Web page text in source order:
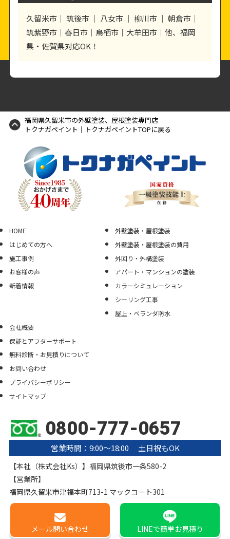
久留米市｜ 筑後市 ｜ 八女市 ｜ 柳川市 ｜ 朝倉市｜
筑紫野市｜春日市｜鳥栖市｜大牟田市｜他、福岡
県・佐賀県対応OK！
福岡県久留米市の外壁塗装、屋根塗装専門店
トクナガペイント｜トクナガペイントTOPに戻る
0800-777-0657
営業時間：9:00〜18:00 土日祝もOK
【本社（株式会社Ks）】福岡県筑後市一条580-2
【営業所】
福岡県久留米市津福本町713-1 マックコート301
メール問い合わせ LINEで簡単お見積り
HOME
はじめての方へ
施工事例
お客様の声
新着情報
外壁塗装・屋根塗装
外壁塗装・屋根塗装の費用
外回り・外構塗装
アパート・マンションの塗装
カラーシミュレーション
シーリング工事
屋上・ベランダ防水
会社概要
保証とアフターサポート
無料診断・お見積りについて
お問い合わせ
プライバシーポリシー
サイトマップ